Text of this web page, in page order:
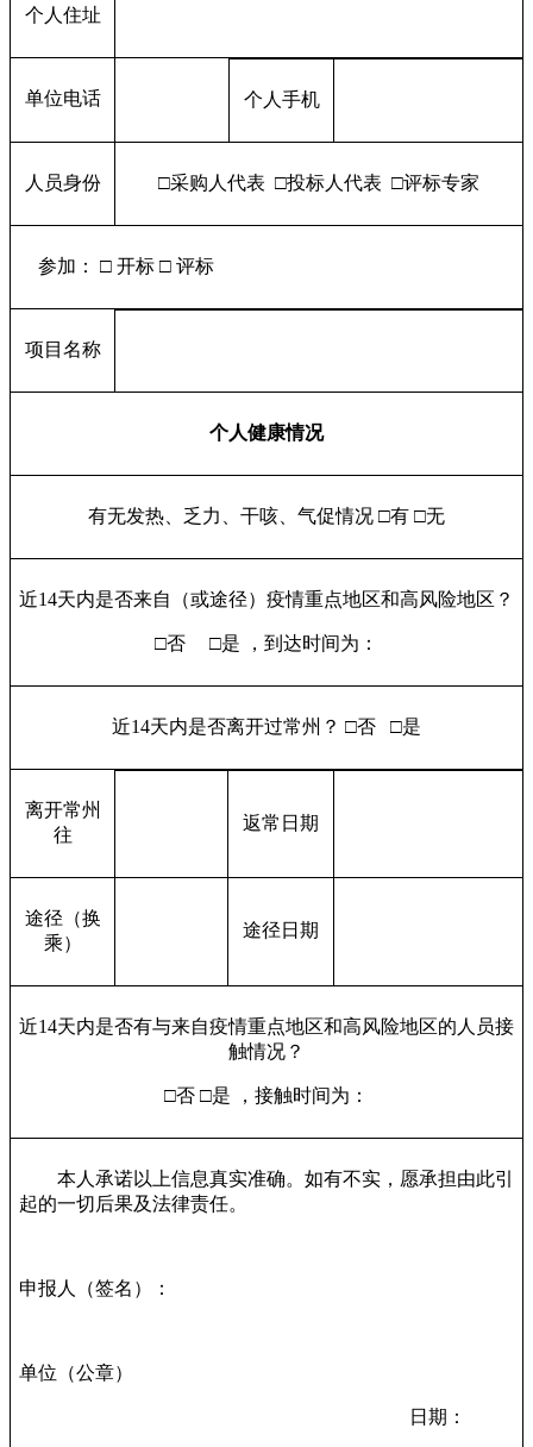
个人住址
单位电话 个人手机
人员身份 □采购人代表 □投标人代表 □评标专家
参加： □ 开标 □ 评标
项目名称
个人健康情况
有无发热、乏力、干咳、气促情况 □有 □无
近14天内是否来自（或途径）疫情重点地区和高风险地区？
□否 □是 ，到达时间为：
近14天内是否离开过常州？ □否 □是
离开常州
往
返常日期
途径（换
乘）
途径日期
近14天内是否有与来自疫情重点地区和高风险地区的人员接
触情况？
□否 □是 ，接触时间为：
本人承诺以上信息真实准确。如有不实，愿承担由此引
起的一切后果及法律责任。
申报人（签名）：
单位（公章）
日期：